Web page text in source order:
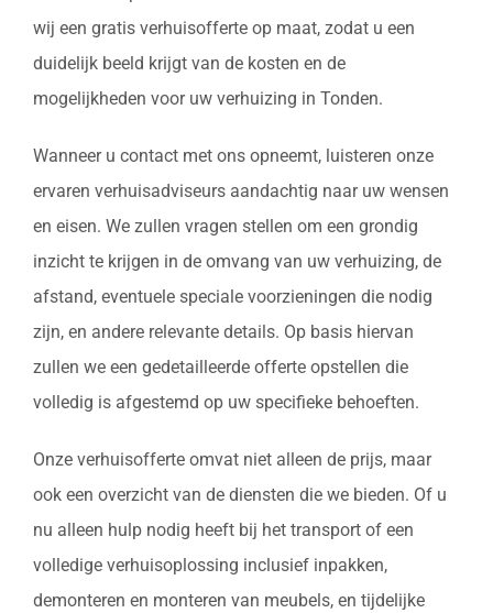
wij een gratis verhuisofferte op maat, zodat u een
duidelijk beeld krijgt van de kosten en de
mogelijkheden voor uw verhuizing in Tonden.
Wanneer u contact met ons opneemt, luisteren onze
ervaren verhuisadviseurs aandachtig naar uw wensen
en eisen. We zullen vragen stellen om een grondig
inzicht te krijgen in de omvang van uw verhuizing, de
afstand, eventuele speciale voorzieningen die nodig
zijn, en andere relevante details. Op basis hiervan
zullen we een gedetailleerde offerte opstellen die
volledig is afgestemd op uw specifieke behoeften.
Onze verhuisofferte omvat niet alleen de prijs, maar
ook een overzicht van de diensten die we bieden. Of u
nu alleen hulp nodig heeft bij het transport of een
volledige verhuisoplossing inclusief inpakken,
demonteren en monteren van meubels, en tijdelijke